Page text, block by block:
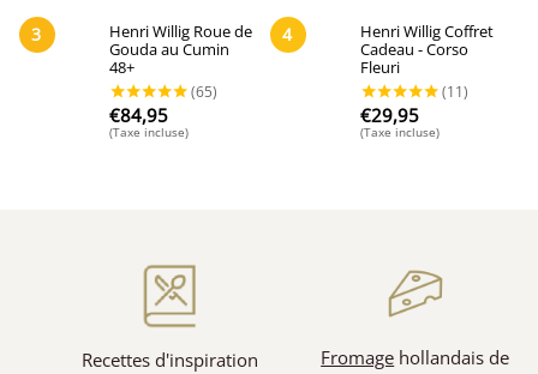
3
Henri Willig Roue de
Gouda au Cumin
48+
€84,95
(Taxe incluse)
4
Henri Willig Coffret
Cadeau - Corso
Fleuri
€29,95
(Taxe incluse)
Recettes d'inspiration
Fromage hollandais de